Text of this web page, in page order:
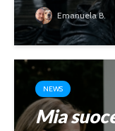
Emanuela B.
NEWS
Mia